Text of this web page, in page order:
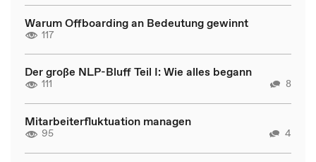
Warum Offboarding an Bedeutung gewinnt
117
Der große NLP-Bluff Teil I: Wie alles begann
111 8
Mitarbeiterfluktuation managen
95 4